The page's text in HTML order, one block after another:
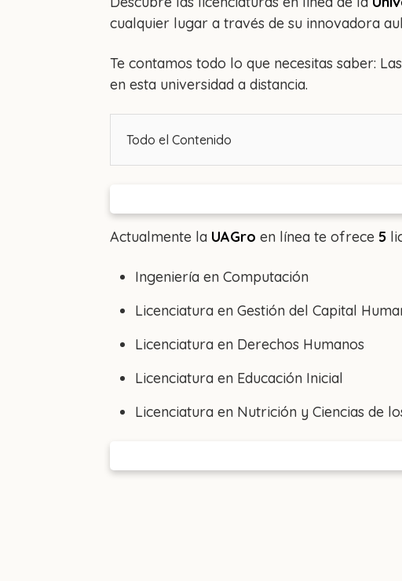
cualquier lugar a través de su innovadora
Te contamos todo lo que necesitas saber:
en esta universidad a distancia.
Todo el Contenido
Actualmente la UAGro en línea te ofrece 5
Ingeniería en Computación
Licenciatura en Gestión del Capital
Licenciatura en Derechos Humanos
Licenciatura en Educación Inicial
Licenciatura en Nutrición y Ciencias de